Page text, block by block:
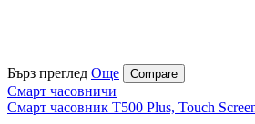
Бърз преглед Още Compare
Смарт часовничи
Смарт часовник T500 Plus, Touch